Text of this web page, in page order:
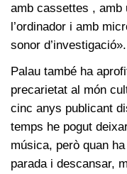
amb cassettes , amb
l’ordinador i amb
sonor d’investigació».
Palau també ha
precarietat al món
cinc anys publicant
temps he pogut
música, però quan
parada i descansar,